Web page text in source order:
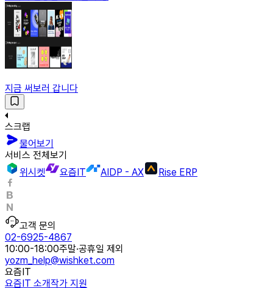
지금 써보러 갑니다
스크랩
물어보기
서비스 전체보기
위시켓
요즘IT AIDP - AX Rise ERP
고객 문의
02-6925-4867
10:00-18:00주말·공휴일 제외
yozm_help@wishket.com
요즘IT
요즘IT 소개작가 지원